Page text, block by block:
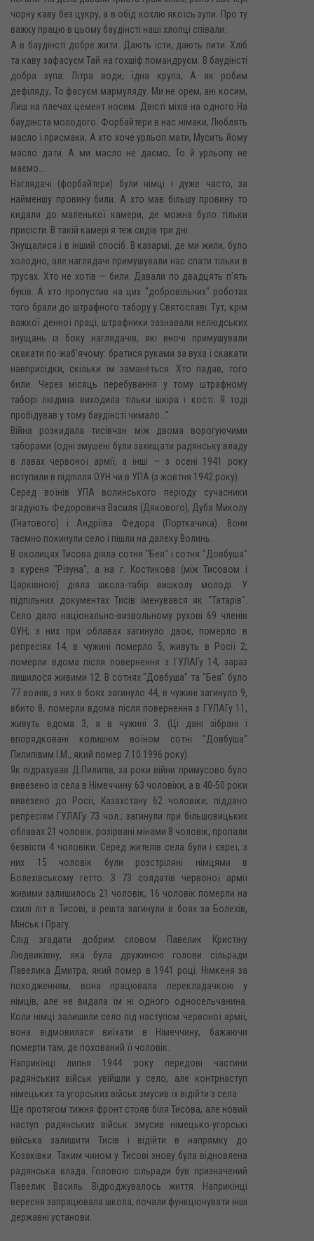
чорну каву без цукру, а в обід кохлю якоїсь зупи. Про ту
важку працю в цьому баудінсті наші хлопці співали:
А в баудінсті добре жити: Дають їсти, дають пити. Хліб
та каву зафасуєм Тай на гохшіф помандруєм. В баудінсті
добра зупа: Літра води, їдна крупа, А як робим
дефіляду, То фасуєм мармуляду. Ми не орем, ані косим,
Лиш на плечах цемент носим. Двісті міхів на одного На
баудінста молодого. Форбайтери в нас німаки, Люблять
масло і присмаки, А хто хоче урльоп мати, Мусить йому
масло дати. А ми масло не даємо, То й урльопу не
маємо...
Наглядачі (форбайтери) були німці і дуже часто, за
найменшу провину били. А хто мав більшу провину то
кидали до маленької камери, де можна було тільки
присісти. В такій камері я теж сидів три дні.
Знущалися і в інший спосіб. В казармі, де ми жили, було
холодно, але наглядачі примушували нас спати тільки в
трусах. Хто не хотів — били. Давали по двадцять п'ять
буків. А хто пропустив на цих "добровільних" роботах
того брали до штрафного табору у Святославі. Тут, крім
важкої денної праці, штрафники зазнавали нелюдських
знущань із боку наглядачів, які вночі примушували
скакати по-жаб'ячому: братися руками за вуха і скакати
навприсідки, скільки їм заманеться. Хто падав, того
били. Через місяць перебування у тому штрафному
таборі людина виходила тільки шкіра і кості. Я тоді
пробідував у тому баудінсті чимало..."
Війна розкидала тисівчан між двома ворогуючими
таборами (одні змушені були захищати радянську владу
в лавах червоної армії, а інші — з осені 1941 року
вступили в підпілля ОУН чи в УПА (з жовтня 1942 року).
Серед воїнів УПА волинського періоду сучасники
згадують Федоровича Василя (Дякового), Дуба Миколу
(Гнатового) і Андріїва Федора (Порткачика). Вони
таємно покинули село і пішли на далеку Волинь.
В околицях Тисова діяла сотня "Бея" і сотня "Довбуша"
з куреня "Різуна", а на г. Костикова (між Тисовом і
Царківною) діяла школа-табір вишколу молоді. У
підпільних документах Тисів іменувався як "Татарів".
Село дало національно-визвольному рухові 69 членів
ОУН; з них при облавах загинуло двоє, померло в
репресіях 14, в чужині померло 5, живуть в Росії 2;
померли вдома після повернення з ГУЛАГу 14, зараз
лишилося живими 12. В сотнях "Довбуша" та "Бея" було
77 воїнів; з них в боях загинуло 44, в чужині загинуло 9,
вбито 8, померли вдома після повернення з ГУЛАГу 11,
живуть вдома 3, а в чужині 3. (Ці дані зібрані і
впорядковані колишнім воїном сотні "Довбуша"
Пилипівим І.М., який помер 7.10.1996 року).
Як підрахував Д.Пилипів, за роки війни примусово було
вивезено із села в Німеччину 63 чоловіки, а в 40-50 роки
вивезено до Росії, Казахстану 62 чоловіки; піддано
репресіям ГУЛАГу 73 чол.; загинули при більшовицьких
облавах 21 чоловік, розірвані мінами 8 чоловік, пропали
безвісти 4 чоловіки. Серед жителів села були і євреї, з
них 15 чоловік були розстріляні німцями в
Болехівському гетто. З 73 солдатів червоної армії
живими залишилось 21 чоловік, 16 чоловік померли на
схилі літ в Тисові, а решта загинули в боях за Болехів,
Мінськ і Прагу.
Слід згадати добрим словом Павелик Кристіну
Людвиківну, яка була дружиною голови сільради
Павелика Дмитра, який помер в 1941 році. Німкеня за
походженням, вона працювала перекладачкою у
німців, але не видала їм ні одного односельчанина.
Коли німці залишили село під наступом червоної армії,
вона відмовилася виїхати в Німеччину, бажаючи
померти там, де похований її чоловік.
Наприкінці липня 1944 року передові частини
радянських військ увійшли у село, але контрнаступ
німецьких та угорських військ змусив їх відійти з села.
Ще протягом тижня фронт стояв біля Тисова, але новий
наступ радянських військ змусив німецько-угорські
війська залишити Тисів і відійти в напрямку до
Козаківки. Таким чином у Тисові знову була відновлена
радянська влада. Головою сільради був призначений
Павелик Василь. Відроджувалось життя. Наприкінці
вересня запрацювала школа, почали функціонувати інші
державні установи.